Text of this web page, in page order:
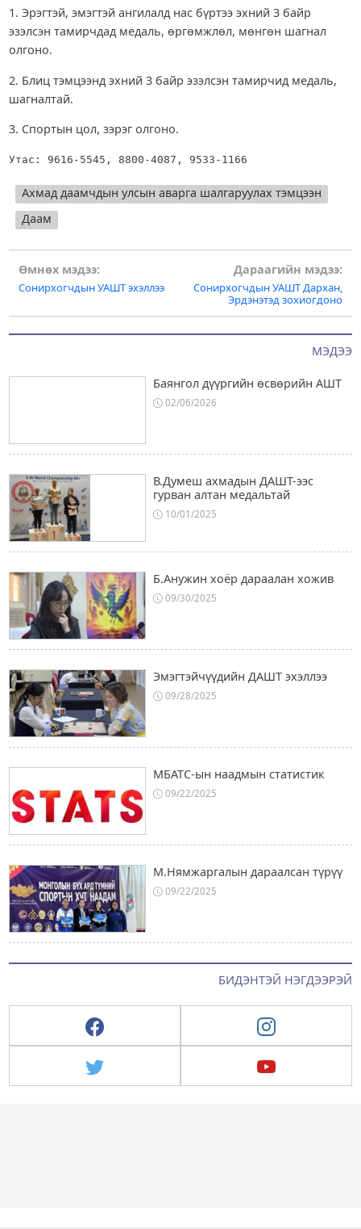
МЭДЭЭ
Баянгол дүүргийн өсвөрийн АШТ
02/06/2026
В.Думеш ахмадын ДАШТ-ээс
гурван алтан медальтай
10/01/2025
Б.Анужин хоёр дараалан хожив
09/30/2025
Эмэгтэйчүүдийн ДАШТ эхэллээ
09/28/2025
МБАТС-ын наадмын статистик
09/22/2025
М.Нямжаргалын дараалсан түрүү
09/22/2025
БИДЭНТЭЙ НЭГДЭЭРЭЙ
1. Эрэгтэй, эмэгтэй ангилалд нас бүртээ эхний 3 байр
эзэлсэн тамирчдад медаль, өргөмжлөл, мөнгөн шагнал
олгоно.
2. Блиц тэмцээнд эхний 3 байр эзэлсэн тамирчид медаль,
шагналтай.
3. Спортын цол, зэрэг олгоно.
Утас: 9616-5545, 8800-4087, 9533-1166
Ахмад даамчдын улсын аварга шалгаруулах тэмцээн
Даам
Post
navigation
Өмнөх мэдээ:
Сонирхогчдын УАШТ эхэллээ
Дараагийн мэдээ:
Сонирхогчдын УАШТ Дархан,
Эрдэнэтэд зохиогдоно